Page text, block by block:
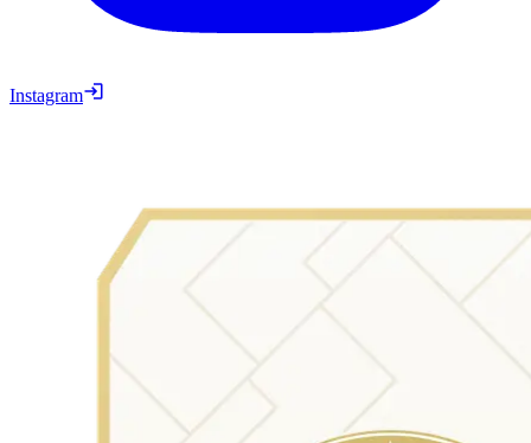
Instagram